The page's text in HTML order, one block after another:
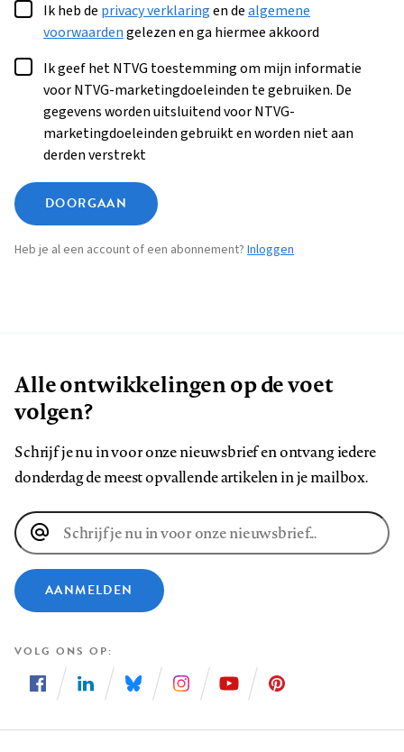
Ik heb de privacy verklaringen dealgemene
voorwaardengelezen en ga hiermee akkoord
Ik geef het NTVG toestemming om mijn informatie
voor NTVG-marketingdoeleinden te gebruiken. De
gegevens worden uitsluitend voor NTVG-
marketingdoeleinden gebruikt en worden niet aan
derden verstrekt
DOORGAAN
Heb je al een account of een abonnement? Inloggen
Alle ontwikkelingen op de voet
volgen?
Schrijf je nu in voor onze nieuwsbrief en ontvang iedere
donderdag de meest opvallende artikelen in je mailbox.
E-
mailadres
AANMELDEN
VOLG ONS OP
ons
ons
ons
ons
ons
ons